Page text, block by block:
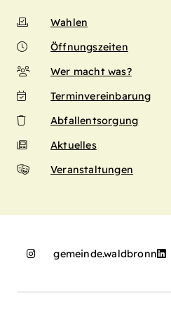
Wahlen
Öffnungszeiten
Wer macht was?
Terminvereinbarung
Abfallentsorgung
Aktuelles
Veranstaltungen
gemeinde.waldbronn